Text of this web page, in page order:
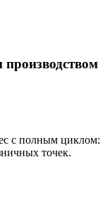
производством
с полным циклом:
точек.